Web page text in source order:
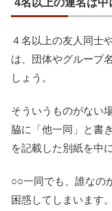
4名以上の連名は中
４名以上の友人同士
は、団体やグループ
しょう。
そういうものがない
脇に「他一同」と書
を記載した別紙を中
○○一同でも、誰なの
困惑してしまいます